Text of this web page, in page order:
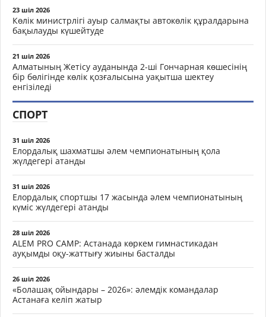
23 шіл 2026
Көлік министрлігі ауыр салмақты автокөлік құралдарына
бақылауды күшейтуде
21 шіл 2026
Алматының Жетісу ауданында 2-ші Гончарная көшесінің
бір бөлігінде көлік қозғалысына уақытша шектеу
енгізіледі
СПОРТ
31 шіл 2026
Елордалық шахматшы әлем чемпионатының қола
жүлдегері атанды
31 шіл 2026
Елордалық спортшы 17 жасында әлем чемпионатының
күміс жүлдегері атанды
28 шіл 2026
ALEM PRO CAMP: Астанада көркем гимнастикадан
ауқымды оқу-жаттығу жиыны басталды
26 шіл 2026
«Болашақ ойындары – 2026»: әлемдік командалар
Астанаға келіп жатыр